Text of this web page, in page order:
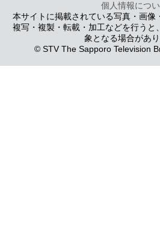
個人情報につ
本サイトに掲載されている写真・画像
複写・複製・転載・加工などを行うと
象となる場合があり
© STV The Sapporo Television